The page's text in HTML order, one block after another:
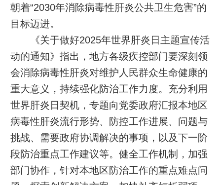
朝着“2030年消除病毒性肝炎公共卫生危害”的
目标迈进。
《关于做好2025年世界肝炎日主题宣传活
动的通知》指出，地方各级疾控部门要深刻领
会消除病毒性肝炎对维护人民群众生命健康的
重大意义，持续强化防治工作力度。充分利用
世界肝炎日契机，专题向党委政府汇报本地区
病毒性肝炎流行形势、防控工作进展、问题与
挑战、需要政府协调解决的事项，以及下一阶
段防治重点工作建议等。健全工作机制，加强
部门协作，针对本地区防治工作的重点难点问